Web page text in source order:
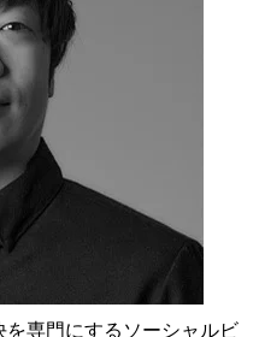
専門にするソーシャルビ